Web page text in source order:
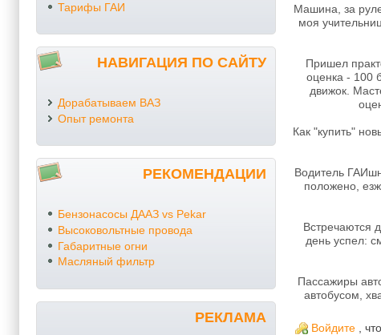
Тарифы ГАИ
НАВИГАЦИЯ ПО САЙТУ
Дорабатываем ВАЗ
Опыт ремонта
РЕКОМЕНДАЦИИ
Бензонасосы ДААЗ vs Pekar
Высоковольтные провода
Габаритные огни
Масляный фильтр
РЕКЛАМА
Машина, за
моя
Пришел
оценка - 100
движок.
Как "купить"
Водитель
положено,
Встречаются
день успел:
Пассажиры
автобусом,
Войдите
,